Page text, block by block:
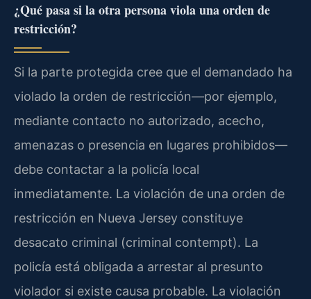
¿Qué pasa si la otra persona viola una orden de
restricción?
Si la parte protegida cree que el demandado ha
violado la orden de restricción—por ejemplo,
mediante contacto no autorizado, acecho,
amenazas o presencia en lugares prohibidos—
debe contactar a la policía local
inmediatamente. La violación de una orden de
restricción en Nueva Jersey constituye
desacato criminal (criminal contempt). La
policía está obligada a arrestar al presunto
violador si existe causa probable. La violación